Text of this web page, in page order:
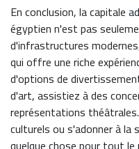
En conclusion, la capitale
égyptien n'est pas
d'infrastructures
qui offre une riche
d'options de
d'art, assistiez à des
représentations
culturels ou s'adonner à la